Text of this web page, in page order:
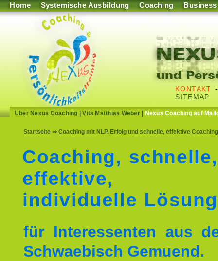
Home Systemische Ausbildung Coaching Business
KONTAKT
SITEMAP
Über Nexus Coaching |Vita Matthias Weber| Nexus Coaching auf
Startseite ⇒ Coaching mit NLP. Erfolg und schnelle, effektive
Coaching, schnelle,
effektive,
individuelle
für Interessenten aus
Schwaebisch Gemuend.